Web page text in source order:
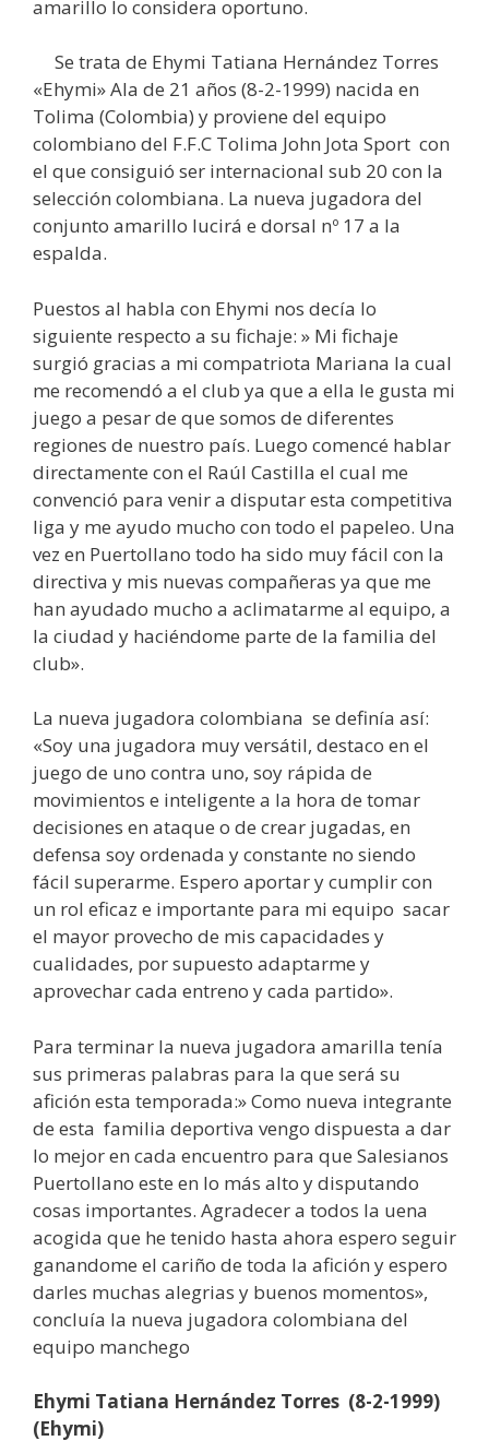
amarillo lo considera oportuno.
Se trata de Ehymi Tatiana Hernández Torres
«Ehymi» Ala de 21 años (8-2-1999) nacida en
Tolima (Colombia) y proviene del equipo
colombiano del F.F.C Tolima John Jota Sport con
el que consiguió ser internacional sub 20 con la
selección colombiana. La nueva jugadora del
conjunto amarillo lucirá e dorsal nº 17 a la
espalda.
Puestos al habla con Ehymi nos decía lo
siguiente respecto a su fichaje: » Mi fichaje
surgió gracias a mi compatriota Mariana la cual
me recomendó a el club ya que a ella le gusta mi
juego a pesar de que somos de diferentes
regiones de nuestro país. Luego comencé hablar
directamente con el Raúl Castilla el cual me
convenció para venir a disputar esta competitiva
liga y me ayudo mucho con todo el papeleo. Una
vez en Puertollano todo ha sido muy fácil con la
directiva y mis nuevas compañeras ya que me
han ayudado mucho a aclimatarme al equipo, a
la ciudad y haciéndome parte de la familia del
club».
La nueva jugadora colombiana se definía así:
«Soy una jugadora muy versátil, destaco en el
juego de uno contra uno, soy rápida de
movimientos e inteligente a la hora de tomar
decisiones en ataque o de crear jugadas, en
defensa soy ordenada y constante no siendo
fácil superarme. Espero aportar y cumplir con
un rol eficaz e importante para mi equipo sacar
el mayor provecho de mis capacidades y
cualidades, por supuesto adaptarme y
aprovechar cada entreno y cada partido».
Para terminar la nueva jugadora amarilla tenía
sus primeras palabras para la que será su
afición esta temporada:» Como nueva integrante
de esta familia deportiva vengo dispuesta a dar
lo mejor en cada encuentro para que Salesianos
Puertollano este en lo más alto y disputando
cosas importantes. Agradecer a todos la uena
acogida que he tenido hasta ahora espero seguir
ganandome el cariño de toda la afición y espero
darles muchas alegrias y buenos momentos»,
concluía la nueva jugadora colombiana del
equipo manchego
Ehymi Tatiana Hernández Torres (8-2-1999)
(Ehymi)